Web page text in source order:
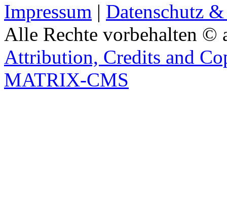
Impressum | Datenschutz
Alle Rechte vorbehalten ©
Attribution, Credits and
MATRIX-CMS